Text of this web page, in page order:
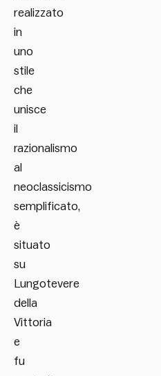
realizzato
in
uno
stile
che
unisce
il
razionalismo
al
neoclassicismo
semplificato,
è
situato
su
Lungotevere
della
Vittoria
e
fu